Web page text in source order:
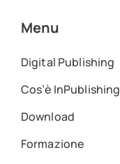
Menu
Digital Publishing
Cos’è InPublishing
Download
Formazione